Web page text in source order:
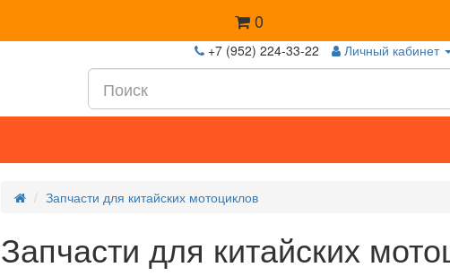
0
+7 (952) 224-33-22 Личный кабинет
Запчасти для китайских мотоциклов
Запчасти для китайских